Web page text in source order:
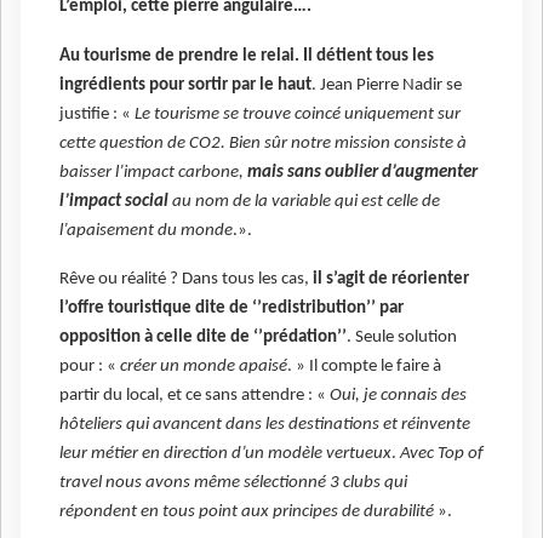
L’emploi, cette pierre angulaire….
Au tourisme de prendre le relai. Il détient tous les
ingrédients pour sortir par le haut. Jean Pierre Nadir se
justifie : « Le tourisme se trouve coincé uniquement sur
cette question de CO2. Bien sûr notre mission consiste à
baisser l’impact carbone, mais sans oublier d’augmenter
l’impact social au nom de la variable qui est celle de
l’apaisement du monde.».
Rêve ou réalité ? Dans tous les cas, il s’agit de réorienter
l’offre touristique dite de ‘’redistribution’’ par
opposition à celle dite de ‘’prédation’’. Seule solution
pour : « créer un monde apaisé. » Il compte le faire à
partir du local, et ce sans attendre : « Oui, je connais des
hôteliers qui avancent dans les destinations et réinvente
leur métier en direction d’un modèle vertueux.Avec Top of
travel nous avons même sélectionné 3 clubs qui
répondent en tous point aux principes de durabilité ».